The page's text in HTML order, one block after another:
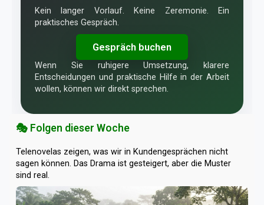
Kein langer Vorlauf. Keine Zeremonie. Ein
praktisches Gespräch.
Gespräch buchen
Wenn Sie ruhigere Umsetzung, klarere
Entscheidungen und praktische Hilfe in der Arbeit
wollen, können wir direkt sprechen.
🎭 Folgen dieser Woche
Telenovelas zeigen, was wir in Kundengesprächen nicht
sagen können. Das Drama ist gesteigert, aber die Muster
sind real.